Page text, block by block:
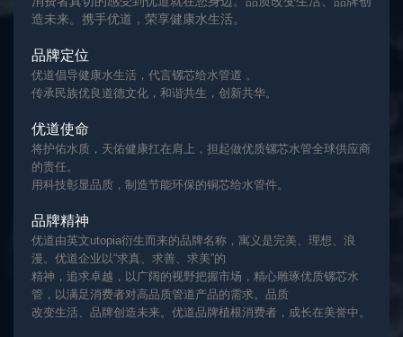
造未来。携手优道，荣享健康水生活。
品牌定位
优道倡导健康水生活，代言镙芯给水管道 。
传承民族优良道德文化，和谐共生，创新共华。
优道使命
将护佑水质，天佑健康扛在肩上，担起做优质镙芯水管全球供应商
的责任。
用科技彰显品质，制造节能环保的铜芯给水管件。
品牌精神
优道由英文utopia衍生而来的品牌名称，寓义是完美、理想、浪
漫。优道企业以“求真、求善、求美”的
精神，追求卓越，以广阔的视野把握市场，精心雕琢优质镙芯水
管，以满足消费者对高品质管道产品的需求。品质
改变生活、品牌创造未来。优道品牌植根消费者，成长在美誉中。